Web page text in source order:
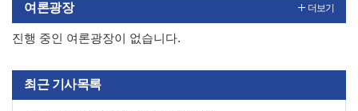
여론광장
진행 중인 여론광장이 없습니다.
더보기
최근 기사목록